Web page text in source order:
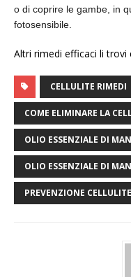
o di coprire le gambe, in
fotosensibile.
Altri rimedi efficaci li trovi
CELLULITE RIMEDI
COME ELIMINARE LA
OLIO ESSENZIALE DI
OLIO ESSENZIALE DI
PREVENZIONE CELLULITE